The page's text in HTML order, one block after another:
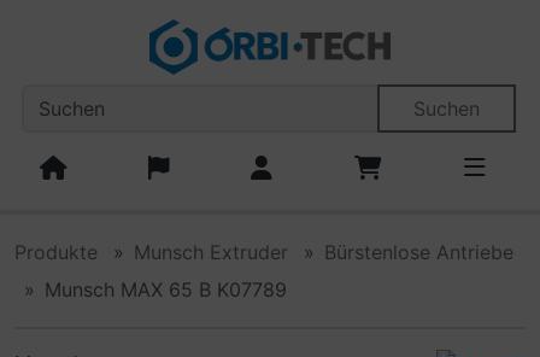
Sprungnavigation
Springe zum Inhalt Springe zur Navigation
Suchen
Produkte Munsch Extruder
Bürstenlose Antriebe
Munsch MAX 65 B K07789